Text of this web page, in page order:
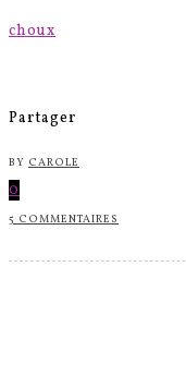
choux
Partager
BY CAROLE
0
5 COMMENTAIRES